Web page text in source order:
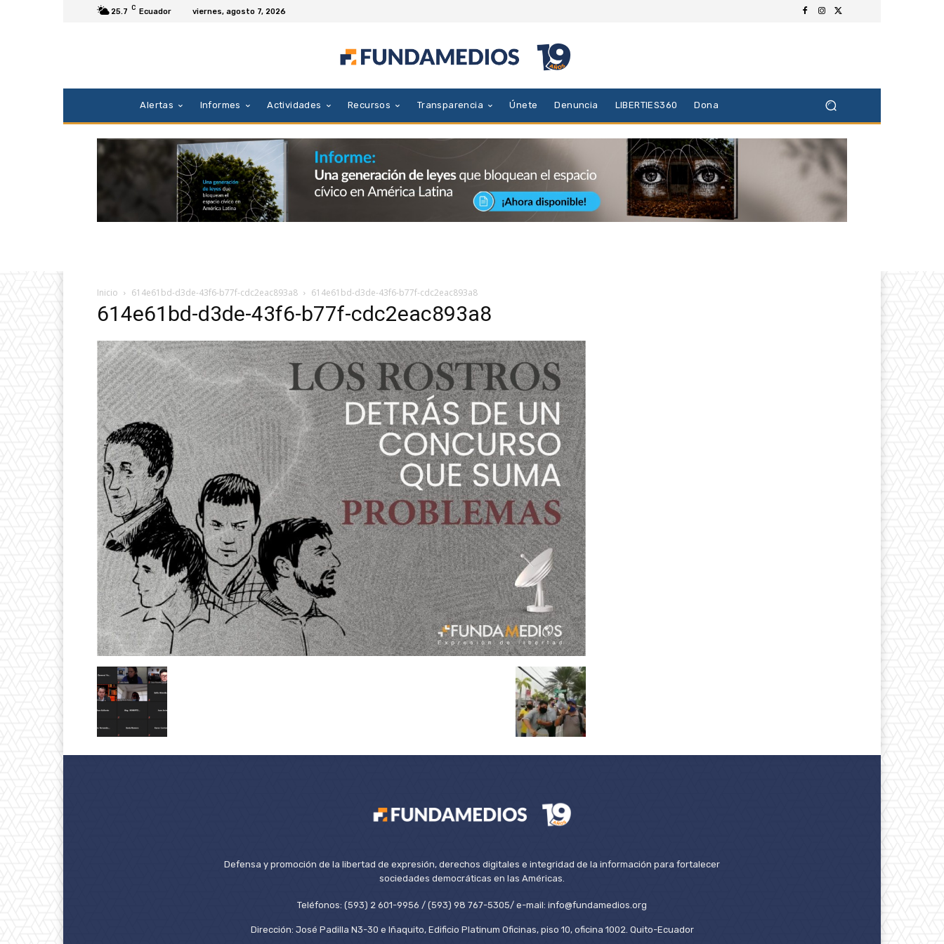
25.7 C Ecuador viernes, agosto 7, 2026
Alertas Informes Actividades Recursos Transparencia Únete Denuncia LIBERTIES360 Dona
Inicio 614e61bd-d3de-43f6-b77f-cdc2eac893a8 614e61bd-d3de-43f6-b77f-cdc2eac893a8
614e61bd-d3de-43f6-b77f-cdc2eac893a8
Defensa y promoción de la libertad de expresión, derechos digitales e integridad de la información para fortalecer
sociedades democráticas en las Américas.
Teléfonos: (593) 2 601-9956 / (593) 98 767-5305/ e-mail: info@fundamedios.org
Dirección: José Padilla N3-30 e Iñaquito, Edificio Platinum Oficinas, piso 10, oficina 1002. Quito-Ecuador